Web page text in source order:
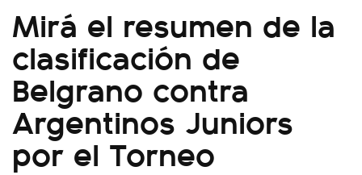
Mirá el resumen de la
clasificación de
Belgrano contra
Argentinos Juniors
por el Torneo